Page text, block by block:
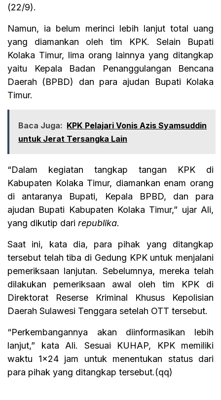
(22/9).
Namun, ia belum merinci lebih lanjut total uang
yang diamankan oleh tim KPK. Selain Bupati
Kolaka Timur, lima orang lainnya yang ditangkap
yaitu Kepala Badan Penanggulangan Bencana
Daerah (BPBD) dan para ajudan Bupati Kolaka
Timur.
Baca Juga: KPK Pelajari Vonis Azis Syamsuddin
untuk Jerat Tersangka Lain
“Dalam kegiatan tangkap tangan KPK di
Kabupaten Kolaka Timur, diamankan enam orang
di antaranya Bupati, Kepala BPBD, dan para
ajudan Bupati Kabupaten Kolaka Timur,” ujar Ali,
yang dikutip dari republika.
Saat ini, kata dia, para pihak yang ditangkap
tersebut telah tiba di Gedung KPK untuk menjalani
pemeriksaan lanjutan. Sebelumnya, mereka telah
dilakukan pemeriksaan awal oleh tim KPK di
Direktorat Reserse Kriminal Khusus Kepolisian
Daerah Sulawesi Tenggara setelah OTT tersebut.
“Perkembangannya akan diinformasikan lebih
lanjut,” kata Ali. Sesuai KUHAP, KPK memiliki
waktu 1×24 jam untuk menentukan status dari
para pihak yang ditangkap tersebut.(qq)